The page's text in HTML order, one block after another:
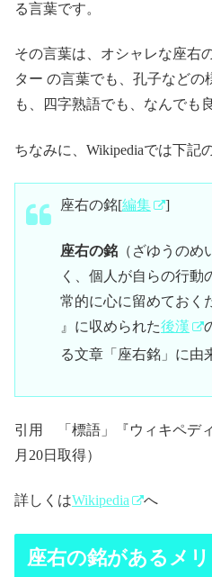
る言葉です。
その言葉は、オシャレな座右
ター の言葉でも、孔子などの
も、四字熟語でも、なんでも
ちなみに、Wikipediaでは下記
座右の銘[編集 ]
座右の銘 （ざゆうの
く、個人が自らの行動
常的に心に留めておく
』に収められた後漢
る文章「座右銘」に由
引用 「標語」『ウィキペデ
月20日取得）
詳しくはWikipedia へ
座右の銘があるメ